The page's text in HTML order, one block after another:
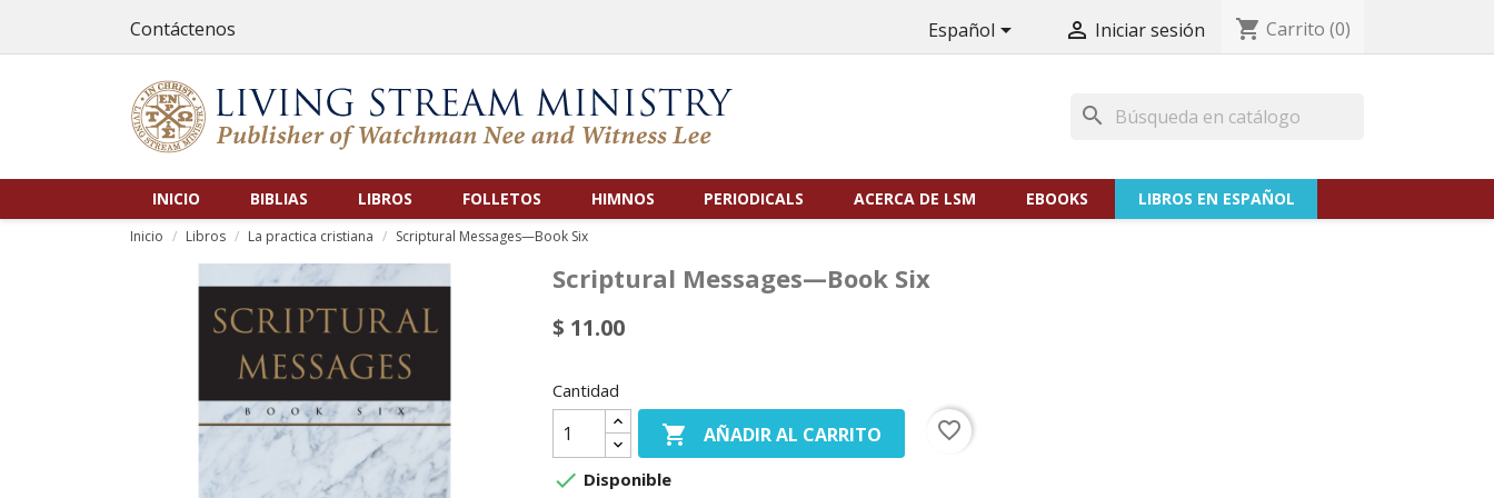
Contáctenos Español  Iniciar sesión shopping_cart Carrito (0)
search
INICIO BIBLIAS LIBROS FOLLETOS HIMNOS PERIODICALS ACERCA DE LSM EBOOKS LIBROS EN ESPAÑOL
Inicio Libros La practica cristiana Scriptural Messages—Book Six
Scriptural Messages—Book Six
$ 11.00
Cantidad
 AÑADIR AL CARRITO
favorite_border
 Disponible